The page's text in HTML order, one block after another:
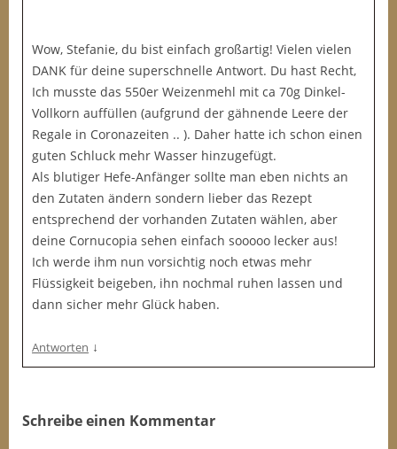
Wow, Stefanie, du bist einfach großartig! Vielen vielen
DANK für deine superschnelle Antwort. Du hast Recht,
Ich musste das 550er Weizenmehl mit ca 70g Dinkel-
Vollkorn auffüllen (aufgrund der gähnende Leere der
Regale in Coronazeiten .. ). Daher hatte ich schon einen
guten Schluck mehr Wasser hinzugefügt.
Als blutiger Hefe-Anfänger sollte man eben nichts an
den Zutaten ändern sondern lieber das Rezept
entsprechend der vorhanden Zutaten wählen, aber
deine Cornucopia sehen einfach sooooo lecker aus!
Ich werde ihm nun vorsichtig noch etwas mehr
Flüssigkeit beigeben, ihn nochmal ruhen lassen und
dann sicher mehr Glück haben.
Antworten ↓
Schreibe einen Kommentar